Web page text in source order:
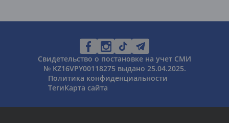
Свидетельство о постановке на учет СМИ
№ KZ16VPY00118275 выдано 25.04.2025.
Политика конфиденциальности
ТегиКарта сайта